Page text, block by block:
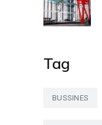
Tag
BUSSINES